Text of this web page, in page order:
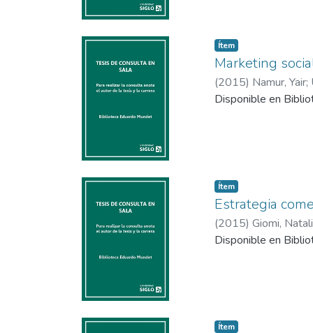
se mencionó no
desde una
los próximos años
Item type:
Ítem,
Marketing
(2015) Namur, Yair;
Disponible en
Item type:
Ítem,
Estrategia
(2015) Giomi, Natali
Disponible en
Item type:
Ítem,